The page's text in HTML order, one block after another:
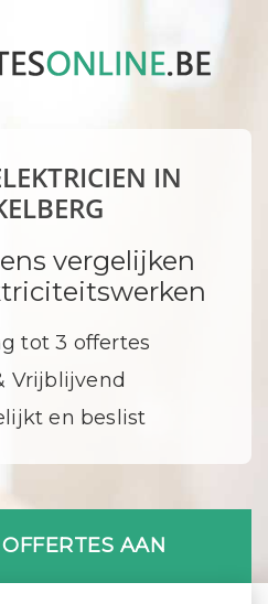
IN
vergelijken
tot 3 offertes
Vrijblijvend
en beslist
AAN